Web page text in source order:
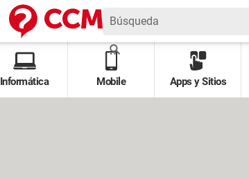
Informática Mobile Apps y Sitios